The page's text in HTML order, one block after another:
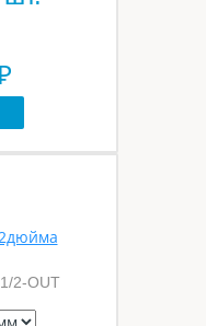
2-OUT